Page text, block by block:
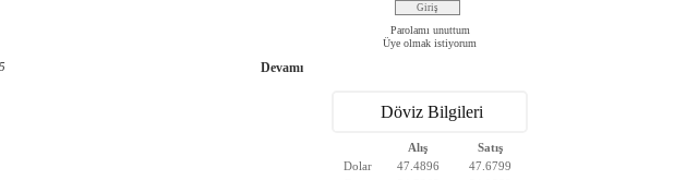
Devamı
Parolamı unuttum
Üye olmak istiyorum
Döviz Bilgileri
Alış
Satış
Dolar
47.4896
47.6799